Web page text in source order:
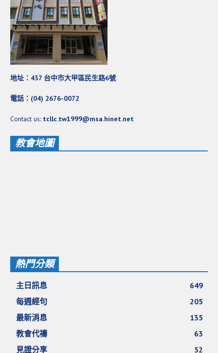
活動影音_2017年
活動影音_2016年
活動影音_2015年
愛加倍活動相簿
讚美之泉 YOUTUBE 頻道
每日研經釋義
信望愛全球資訊網
蒲公英希望基金會
好消息衛星電視台
地址：437 台中市大甲區民生路6號
電話：(04) 2676-0072
Contact us: tcllc.tw1999@msa.hinet.net
教會地圖
熱門分類
主日訊息
649
每週經句
205
最新消息
135
教會代禱
63
見證分享
52